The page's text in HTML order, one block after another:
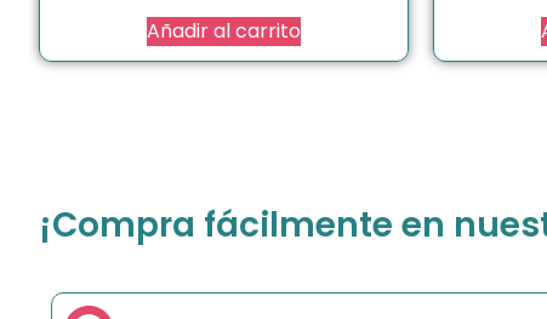
Añadir al carrito
¡Compra fácilmente en